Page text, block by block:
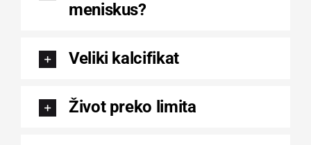
meniskus?
Veliki kalcifikat
Život preko limita